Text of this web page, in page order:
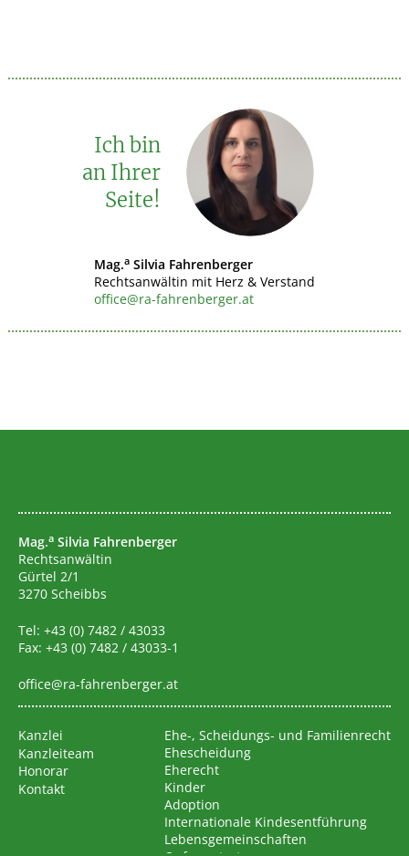
Ich bin
an Ihrer
Seite!
Mag.a Silvia Fahrenberger
Rechtsanwältin mit Herz & Verstand
office@ra-fahrenberger.at
Mag.a Silvia Fahrenberger
Rechtsanwältin
Gürtel 2/1
3270 Scheibbs
Tel: +43 (0) 7482 / 43033
Fax: +43 (0) 7482 / 43033-1
office@ra-fahrenberger.at
Kanzlei
Kanzleiteam
Honorar
Kontakt
Ehe-, Scheidungs- und Familienrecht
Ehescheidung
Eherecht
Kinder
Adoption
Internationale Kindesentführung
Lebensgemeinschaften